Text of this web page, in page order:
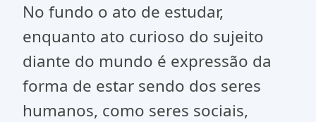
No fundo o ato de estudar,
enquanto ato curioso do sujeito
diante do mundo é expressão da
forma de estar sendo dos seres
humanos, como seres sociais,